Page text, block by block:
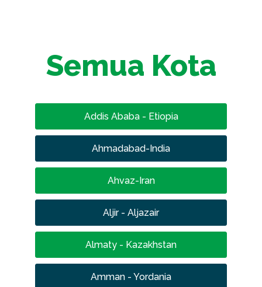
Semua Kota
Addis Ababa - Etiopia
Ahmadabad-India
Ahvaz-Iran
Aljir - Aljazair
Almaty - Kazakhstan
Amman - Yordania